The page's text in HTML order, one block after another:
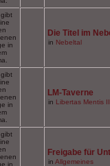
Die Titel im
in Nebeltal
LM-Taverne
in Libertas Mentis
Freigabe für
in Allgemeines